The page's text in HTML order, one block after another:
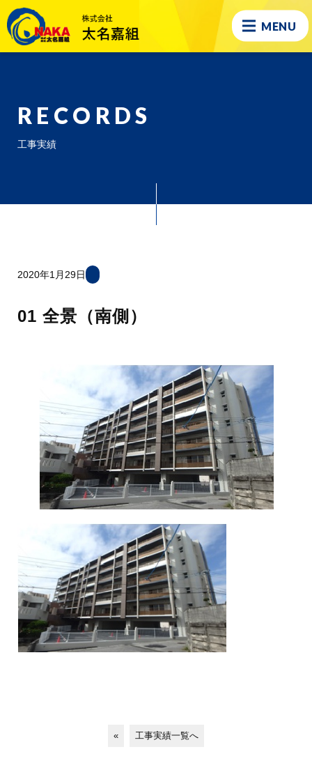
MENU
RECORDS
工事実績
2020年1月29日
01 全景（南側）
« 工事実績一覧へ